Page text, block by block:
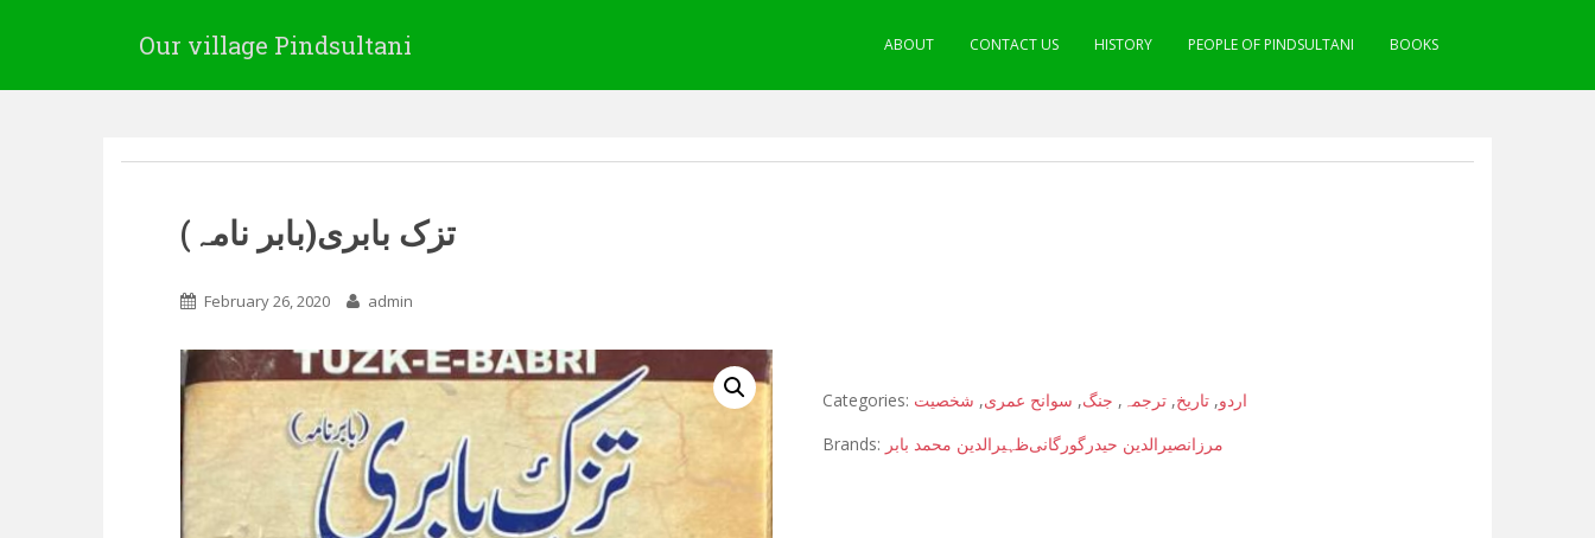
Our village Pindsultani ABOUT CONTACT US HISTORY PEOPLE OF PINDSULTANI BOOKS
(بابر نامہ)تزک بابری
February 26, 2020 admin
Categories: اردو,تاریخ,ترجمہ , جنگ, سوانح عمری, شخصیت
Brands: ظہیرالدین محمد بابرمرزانصیرالدین حیدرگورگانی